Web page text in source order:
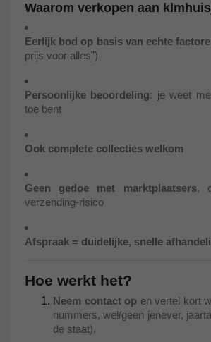
Waarom verkopen aan
Eerlijk bod op basis van echte
prijs voor alles”)
Persoonlijke beoordeling: je weet
toe bent
Ook complete collecties welkom
Geen gedoe met marktplaatsers,
verzending-risico
Afspraak = duidelijke, snelle
Hoe werkt het?
Neem contact op en vertel kort
nummers, wel/geen jenever,
de staat).